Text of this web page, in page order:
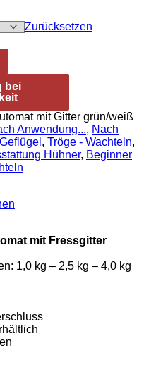
Zurücksetzen
bei
mit Gitter grün/weiß
Anwendung..., Nach
, Tröge - Wachteln,
Hühner, Beginner
mit Fressgitter
1,0 kg – 2,5 kg – 4,0 kg